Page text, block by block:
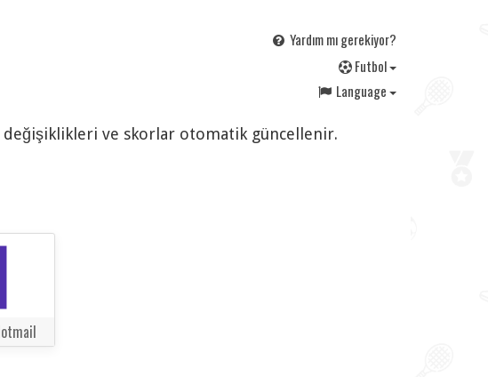
Yardım mı gerekiyor?
Futbol
Language
ve skorlar otomatik güncellenir.